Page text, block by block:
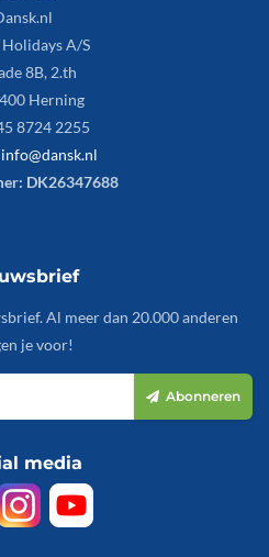
A/S
8B, 2.th
Herning
8724 2255
info@dansk.nl
DK26347688
Al meer dan 20.000 anderen
je voor!
Abonneren
media